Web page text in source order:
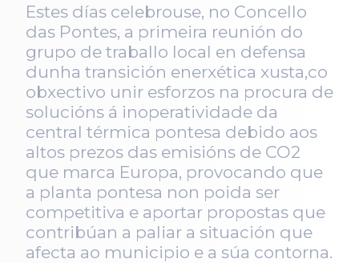
Estes días celebrouse, no Concello
das Pontes, a primeira reunión do
grupo de traballo local en defensa
dunha transición enerxética xusta,co
obxectivo unir esforzos na procura de
solucións á inoperatividade da
central térmica pontesa debido aos
altos prezos das emisións de CO2
que marca Europa, provocando que
a planta pontesa non poida ser
competitiva e aportar propostas que
contribúan a paliar a situación que
afecta ao municipio e a súa contorna.